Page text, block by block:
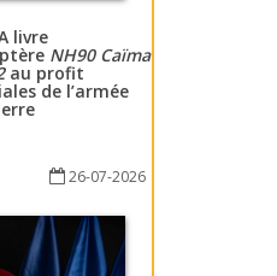
livre
NH90 Caïman
au profit
de l’armée
26-07-2026